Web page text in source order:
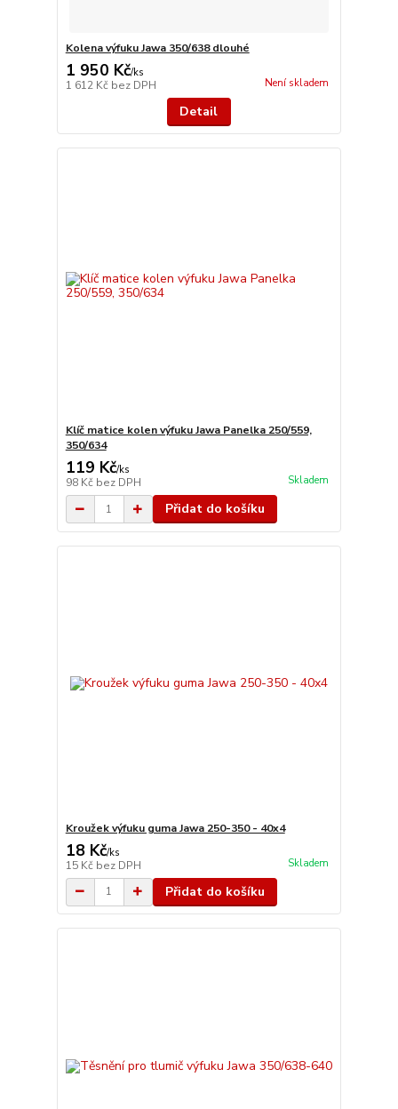
Kolena výfuku Jawa 350/638 dlouhé
1 950 Kč/ks
1 612 Kč bez DPH Není skladem
Detail
Klíč matice kolen výfuku Jawa Panelka 250/559,
350/634
119 Kč/ks
98 Kč bez DPH Skladem
Přidat do košíku
Kroužek výfuku guma Jawa 250-350 - 40x4
18 Kč/ks
15 Kč bez DPH Skladem
Přidat do košíku